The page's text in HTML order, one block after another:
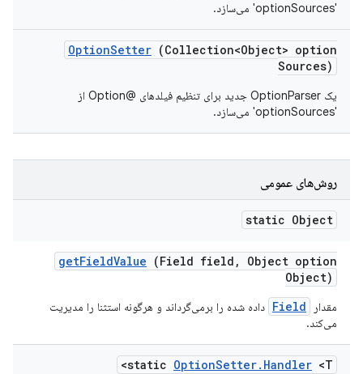
'optionSources' می‌سازد.
OptionSetter (Collection<Object> option
Sources)
یک OptionParser جدید برای تنظیم فیلدهای @Option از
'optionSources' می‌سازد.
روش‌های عمومی
static Object
getFieldValue (Field field ,
Object option
Object)
مقدار Field داده شده را برمی‌گرداند و هرگونه استثنا را مدیریت
می‌کند.
static OptionSetter. Handler <T>